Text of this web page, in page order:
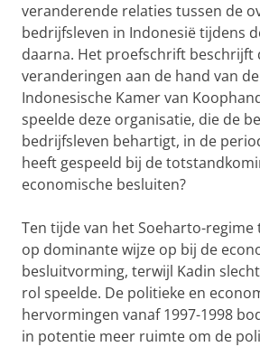
veranderende relaties tussen de
bedrijfsleven in Indonesië tijdens
daarna. Het proefschrift beschrijft
veranderingen aan de hand van
Indonesische Kamer van
speelde deze organisatie, die de
bedrijfsleven behartigt, in de
heeft gespeeld bij de
economische besluiten?
Ten tijde van het Soeharto-
op dominante wijze op bij de
besluitvorming, terwijl Kadin
rol speelde. De politieke en
hervormingen vanaf 1997-1998
in potentie meer ruimte om de